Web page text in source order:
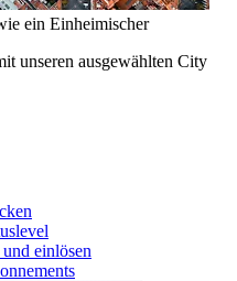
ein Einheimischer
unseren ausgewählten City
einlösen